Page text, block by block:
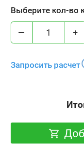
Выберите кол-во
— +
Запросить расчет